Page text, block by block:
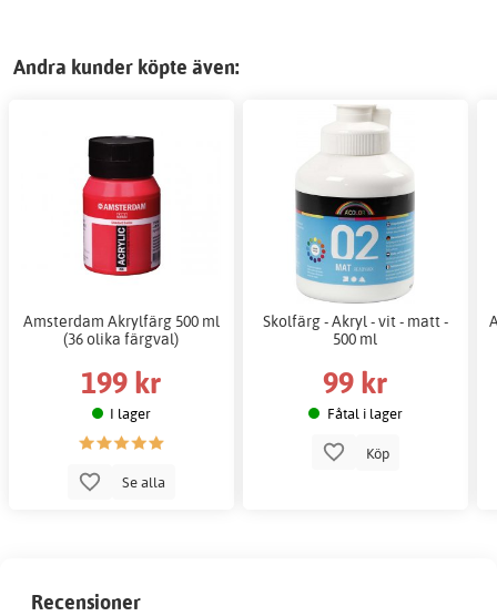
Andra kunder köpte även:
Amsterdam Akrylfärg 500 ml
(36 olika färgval)
199 kr
I lager
Se alla
Skolfärg - Akryl - vit - matt -
500 ml
99 kr
Fåtal i lager
Köp
Recensioner